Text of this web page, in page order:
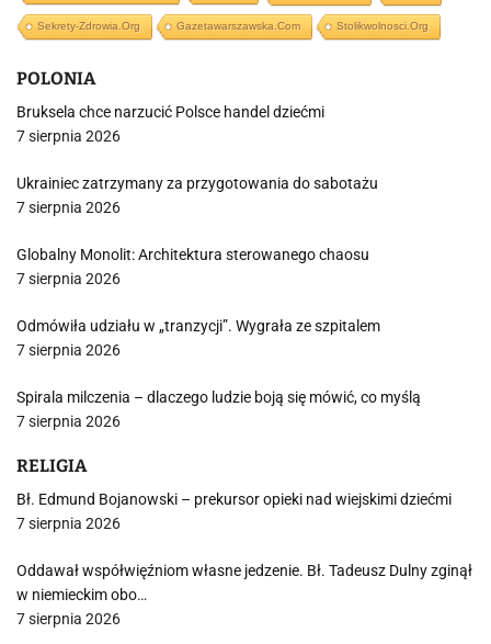
Sekrety-Zdrowia.org Gazetawarszawska.com Stolikwolnosci.org
POLONIA
Bruksela chce narzucić Polsce handel dziećmi
7 sierpnia 2026
Ukrainiec zatrzymany za przygotowania do sabotażu
7 sierpnia 2026
Globalny Monolit: Architektura sterowanego chaosu
7 sierpnia 2026
Odmówiła udziału w „tranzycji”. Wygrała ze szpitalem
7 sierpnia 2026
Spirala milczenia – dlaczego ludzie boją się mówić, co myślą
7 sierpnia 2026
RELIGIA
Bł. Edmund Bojanowski – prekursor opieki nad wiejskimi dziećmi
7 sierpnia 2026
Oddawał współwięźniom własne jedzenie. Bł. Tadeusz Dulny zginął
w niemieckim obo…
7 sierpnia 2026